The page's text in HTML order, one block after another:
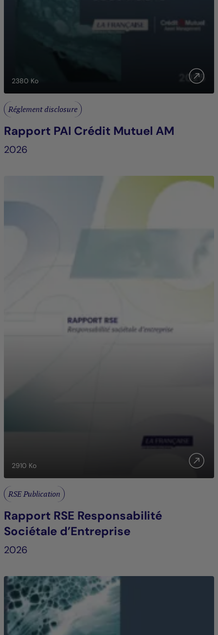
2380 Ko
Réglement disclosure
Rapport PAI Crédit Mutuel AM
2026
2910 Ko
RSE Publication
Rapport RSE Responsabilité
Sociétale d’Entreprise
2026